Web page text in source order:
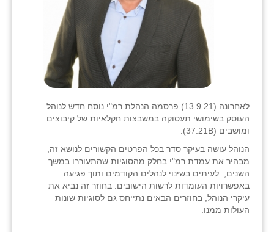
לאחרונה (13.9.21) פרסמה הנהלת רמ"י נוסח חדש לנוהל
העוסק בשימושי תעסוקה במשבצות חקלאיות של קיבוצים
ומושבים (37.21B).
הנוהל עושה בעיקר סדר בכל הפרטים הקשורים לנושא זה,
מבהיר את עמדת רמ"י בחלק מהסוגיות שהתעוררו במשך
השנים, לעיתים בשינוי לנהלים הקודמים ותוך פגיעה
באפשרויות העומדות לרשות הישובים. בחוזר זה נביא את
עיקרי הנוהל, בחוזרים הבאים נתייחס גם לסוגיות שונות
העולות ממנו.